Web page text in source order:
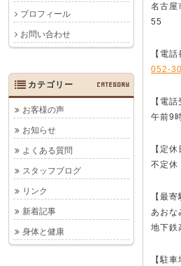
プロフィール
お問い合わせ
名古屋
55
【電話
052-
【電
午前9
【定休
不定休
【最寄
あおな
地下鉄
【駐車
カテゴリー CATEGORY
お客様の声
お知らせ
よくある質問
スタッフブログ
リンク
新着記事
身体と健康